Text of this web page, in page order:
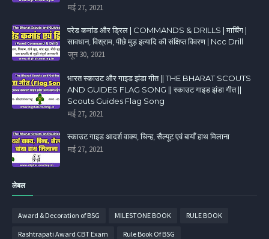
मई 27, 2021
परेड कमांड और ड्रिल | COMMANDS & DRILLS | मार्चिंग |
सावधान, विश्राम, पीछे मुड़ इत्यादि की संक्षिप्त विवरण | Ncc Drill
जून 30, 2021
भारत स्काउट और गाइड झंडा गीत || THE BHARAT SCOUTS
AND GUIDES FLAG SONG || स्काउट गाइड झंडा गीत ||
Scouts Guides Flag Song
मई 27, 2021
स्काउट गाइड आदर्श वाक्य, चिन्ह, सैल्यूट एवं बायाँ हाथ मिलाना
मई 27, 2021
लेबल
Award & Decoration of BSG MILESTONE BOOK RULE BOOK
Rashtrapati Award CBT Exam Rule Book Of BSG